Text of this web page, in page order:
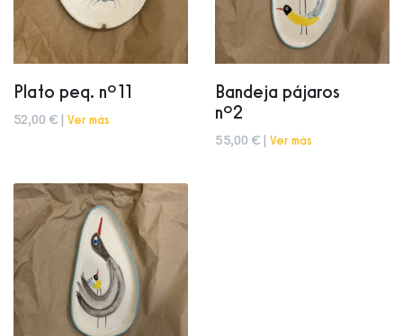
Plato peq. nº11
52,00 € | Ver más
Bandeja pájaros
nº2
55,00 € | Ver más